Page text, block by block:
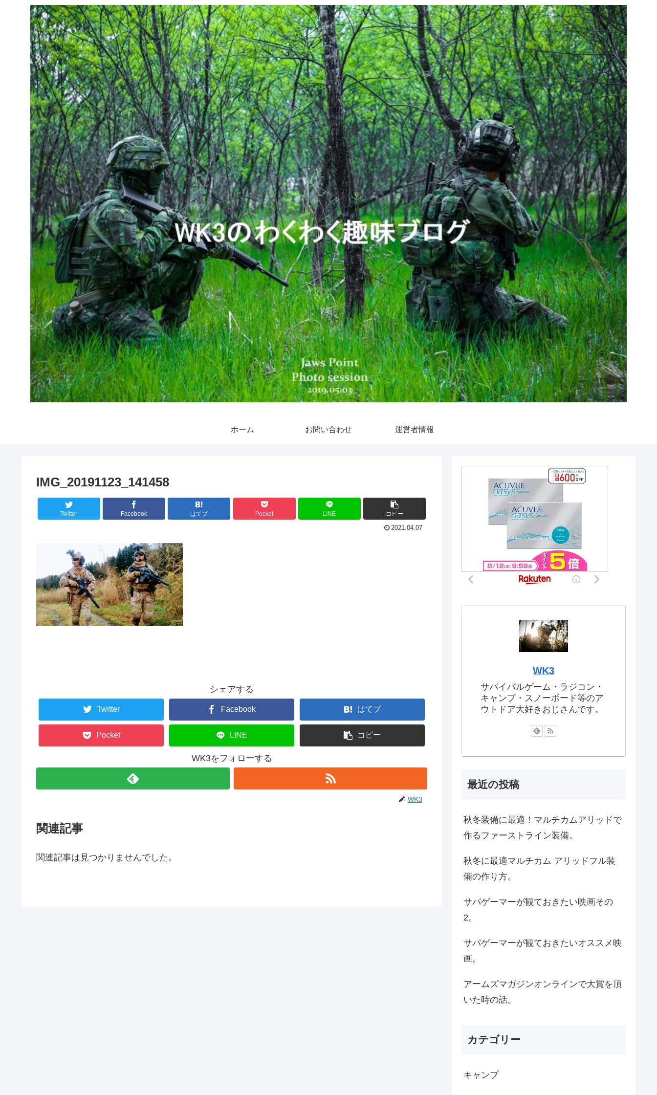
ホーム お問い合わせ 運営者情報
IMG_20191123_141458
Twitter Facebook はてブ Pocket LINE コピー
2021.04.07
シェアする
Twitter Facebook はてブ
Pocket LINE コピー
WK3をフォローする
WK3
関連記事
関連記事は見つかりませんでした。
WK3
サバイバルゲーム・ラジコン・
キャンプ・スノーボード等のア
ウトドア大好きおじさんです。
最近の投稿
秋冬装備に最適！マルチカムアリッドで
作るファーストライン装備。
秋冬に最適マルチカム アリッドフル装
備の作り方。
サバゲーマーが観ておきたい映画その
2。
サバゲーマーが観ておきたいオススメ映
画。
アームズマガジンオンラインで大賞を頂
いた時の話。
カテゴリー
キャンプ